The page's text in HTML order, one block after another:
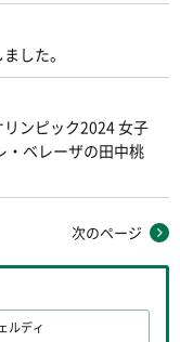
した。
ンピック2024 女子
・ベレーザの田中桃
次のページ
ルディ